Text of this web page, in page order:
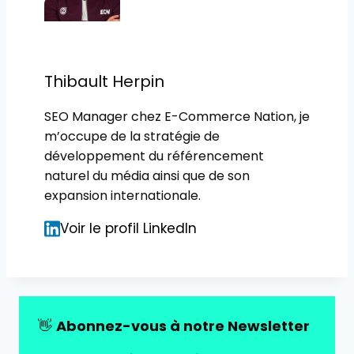
Thibault Herpin
SEO Manager chez E-Commerce Nation, je
m’occupe de la stratégie de
développement du référencement
naturel du média ainsi que de son
expansion internationale.
Voir le profil LinkedIn
👋 Abonnez-vous à notre Newsletter